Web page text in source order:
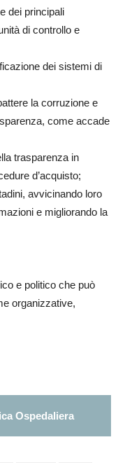
dei principali
di controllo e
dei sistemi di
la corruzione e
come accade
trasparenza in
d’acquisto;
avvicinando loro
e migliorando la
e politico che può
organizzative,
Ospedaliera